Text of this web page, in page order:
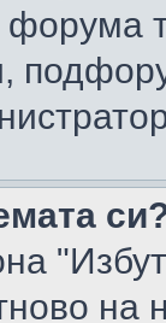
на